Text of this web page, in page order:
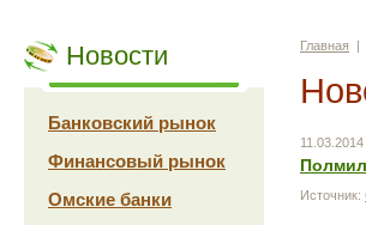
Новости
Банковский рынок
Финансовый рынок
Омские банки
Главная |
11.03.2014
Источник: